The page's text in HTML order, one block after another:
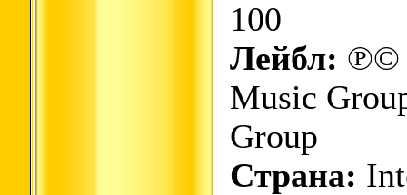
100
Лейбл: ℗©
Music
Group
Страна: